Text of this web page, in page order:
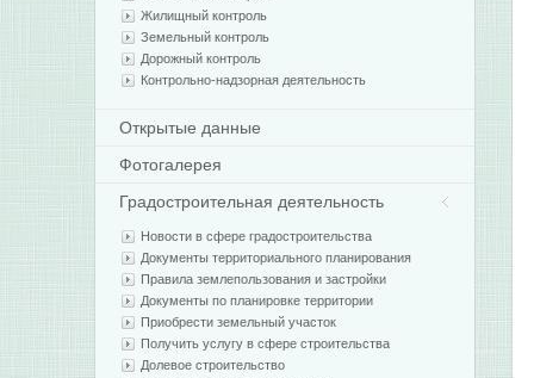
Жилищный контроль
Земельный контроль
Дорожный контроль
Контрольно-надзорная деятельность
Открытые данные
Фотогалерея
Градостроительная деятельность
Новости в сфере градостроительства
Документы территориального планирования
Правила землепользования и застройки
Документы по планировке территории
Приобрести земельный участок
Получить услугу в сфере строительства
Долевое строительство